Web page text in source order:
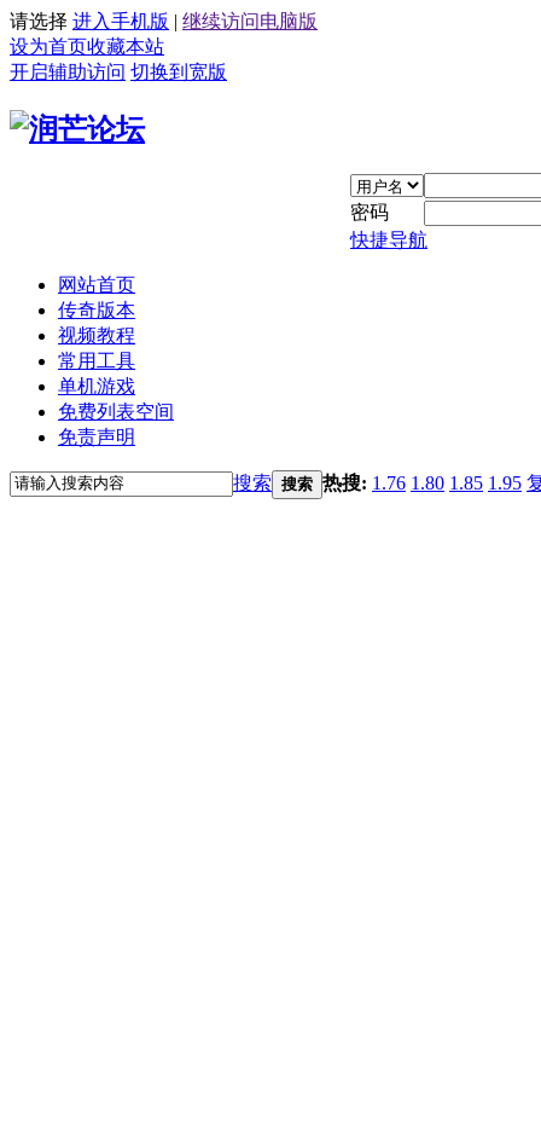
请选择 进入手机版 | 继续访问电脑版
设为首页收藏本站
开启辅助访问 切换到宽版
密码
快捷导航
网站首页
传奇版本
视频教程
常用工具
单机游戏
免费列表空间
免责声明
搜索 搜索 热搜: 1.76 1.80 1.85 1.95